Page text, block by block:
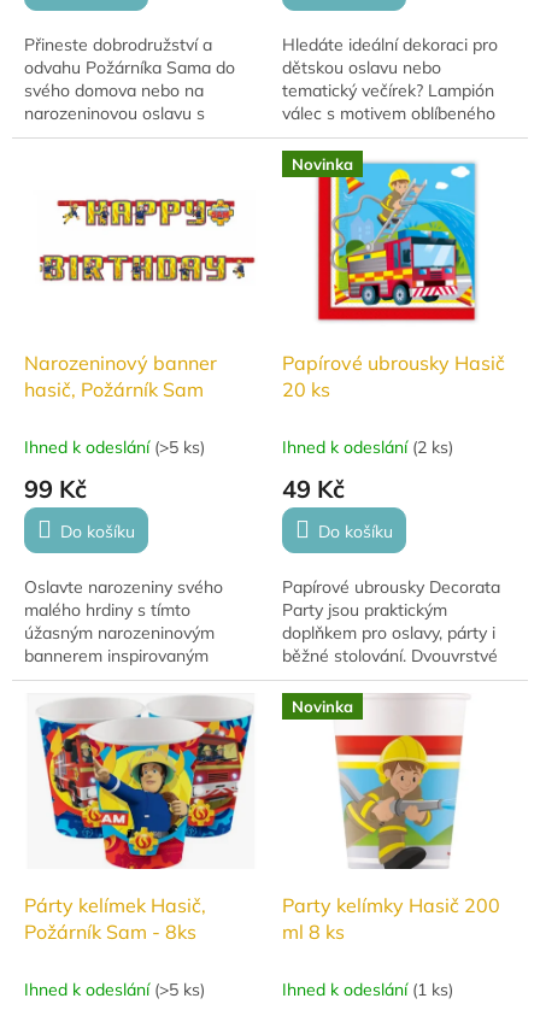
Přineste dobrodružství a
odvahu Požárníka Sama do
svého domova nebo na
narozeninovou oslavu s
těmito úžasnými závěsnými
Hledáte ideální dekoraci pro
dětskou oslavu nebo
tematický večírek? Lampión
válec s motivem oblíbeného
hrdiny Požárníka Sama je
přesně to, co potřebujete!
Tento lampión o...
Narozeninový banner
hasič, Požárník Sam
Ihned k odeslání (>5 ks)
99 Kč
Do košíku
Oslavte narozeniny svého
malého hrdiny s tímto
úžasným narozeninovým
bannerem inspirovaným
oblíbeným dětským seriálem
"Požárník Sam". Banner měří
1,8 m na délku a 15 cm na...
Novinka
Papírové ubrousky Hasič
20 ks
Ihned k odeslání (2 ks)
49 Kč
Do košíku
Papírové ubrousky Decorata
Party jsou praktickým
doplňkem pro oslavy, párty i
běžné stolování. Dvouvrstvé
provedení zajišťuje dobrou
savost a pevnost. Balení
obsahuje 20 ks...
Párty kelímek Hasič,
Požárník Sam - 8ks
Ihned k odeslání (>5 ks)
Novinka
Party kelímky Hasič 200
ml 8 ks
Ihned k odeslání (1 ks)